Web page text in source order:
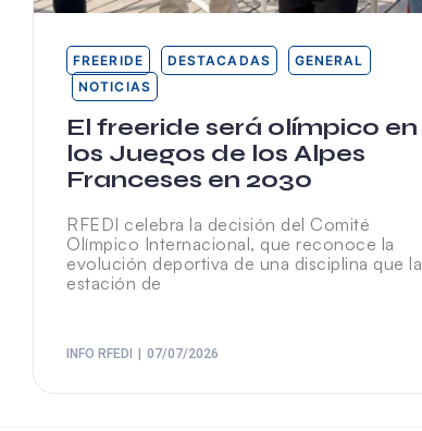
FREERIDE DESTACADAS
GENERAL
NOTICIAS
El freeride será olímpico en
los Juegos de los Alpes
Franceses en 2030
RFEDI celebra la decisión del Comité
Olímpico Internacional, que reconoce la
evolución deportiva de una disciplina que la
estación de
INFO RFEDI 07/07/2026